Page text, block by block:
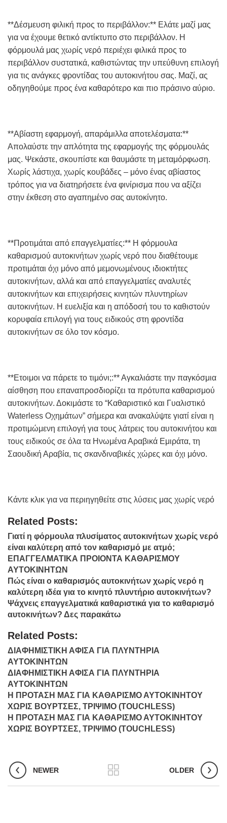
**Δέσμευση φιλική προς το περιβάλλον:** Ελάτε μαζί μας
για να έχουμε θετικό αντίκτυπο στο περιβάλλον. Η
φόρμουλά μας χωρίς νερό περιέχει φιλικά προς το
περιβάλλον συστατικά, καθιστώντας την υπεύθυνη επιλογή
για τις ανάγκες φροντίδας του αυτοκινήτου σας. Μαζί, ας
οδηγηθούμε προς ένα καθαρότερο και πιο πράσινο αύριο.
**Αβίαστη εφαρμογή, απαράμιλλα αποτελέσματα:**
Απολαύστε την απλότητα της εφαρμογής της φόρμουλάς
μας. Ψεκάστε, σκουπίστε και θαυμάστε τη μεταμόρφωση.
Χωρίς λάστιχα, χωρίς κουβάδες – μόνο ένας αβίαστος
τρόπος για να διατηρήσετε ένα φινίρισμα που να αξίζει
στην έκθεση στο αγαπημένο σας αυτοκίνητο.
**Προτιμάται από επαγγελματίες:** Η φόρμουλα
καθαρισμού αυτοκινήτων χωρίς νερό που διαθέτουμε
προτιμάται όχι μόνο από μεμονωμένους ιδιοκτήτες
αυτοκινήτων, αλλά και από επαγγελματίες αναλυτές
αυτοκινήτων και επιχειρήσεις κινητών πλυντηρίων
αυτοκινήτων. Η ευελιξία και η απόδοσή του το καθιστούν
κορυφαία επιλογή για τους ειδικούς στη φροντίδα
αυτοκινήτων σε όλο τον κόσμο.
**Ετοιμοι να πάρετε το τιμόνι;:** Αγκαλιάστε την παγκόσμια
αίσθηση που επαναπροσδιορίζει τα πρότυπα καθαρισμού
αυτοκινήτων. Δοκιμάστε το “Καθαριστικό και Γυαλιστικό
Waterless Οχημάτων” σήμερα και ανακαλύψτε γιατί είναι η
προτιμώμενη επιλογή για τους λάτρεις του αυτοκινήτου και
τους ειδικούς σε όλα τα Ηνωμένα Αραβικά Εμιράτα, τη
Σαουδική Αραβία, τις σκανδιναβικές χώρες και όχι μόνο.
Κάντε κλικ για να περιηγηθείτε στις λύσεις μας χωρίς νερό
Related Posts:
Γιατί η φόρμουλα πλυσίματος αυτοκινήτων χωρίς νερό
είναι καλύτερη από τον καθαρισμό με ατμό;
ΕΠΑΓΓΕΛΜΑΤΙΚΑ ΠΡΟΙΟΝΤΑ ΚΑΘΑΡΙΣΜΟΥ
ΑΥΤΟΚΙΝΗΤΩΝ
Πώς είναι ο καθαρισμός αυτοκινήτων χωρίς νερό η
καλύτερη ιδέα για το κινητό πλυντήριο αυτοκινήτων?
Ψάχνεις επαγγελματικά καθαριστικά για το καθαρισμό
αυτοκινήτων? Δες παρακάτω
Related Posts:
ΔΙΑΦΗΜΙΣΤΙΚΗ ΑΦΙΣΑ ΓΙΑ ΠΛΥΝΤΗΡΙΑ
ΑΥΤΟΚΙΝΗΤΩΝ
ΔΙΑΦΗΜΙΣΤΙΚΗ ΑΦΙΣΑ ΓΙΑ ΠΛΥΝΤΗΡΙΑ
ΑΥΤΟΚΙΝΗΤΩΝ
Η ΠΡΟΤΑΣΗ ΜΑΣ ΓΙΑ ΚΑΘΑΡΙΣΜΟ ΑΥΤΟΚΙΝΗΤΟΥ
ΧΩΡΙΣ ΒΟΥΡΤΣΕΣ, ΤΡΙΨΙΜΟ (TOUCHLESS)
Η ΠΡΟΤΑΣΗ ΜΑΣ ΓΙΑ ΚΑΘΑΡΙΣΜΟ ΑΥΤΟΚΙΝΗΤΟΥ
ΧΩΡΙΣ ΒΟΥΡΤΣΕΣ, ΤΡΙΨΙΜΟ (TOUCHLESS)
NEWER OLDER